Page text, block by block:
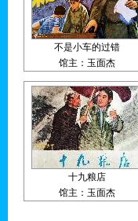
不是小车的过错
馆主：玉面杰
十九粮店
馆主：玉面杰